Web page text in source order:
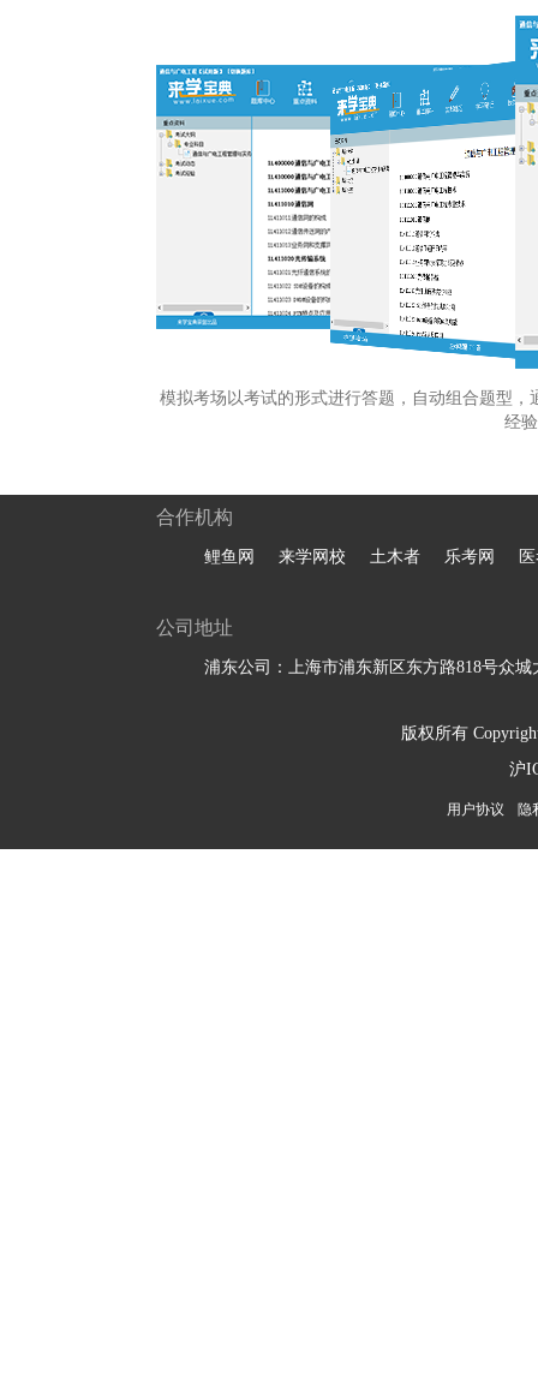
模拟考场以考试的形式进行答题，自动组合题型
经
合作机构
鲤鱼网 来学网校 土木者 乐考网
公司地址
浦东公司：上海市浦东新区东方路818号众城
版权所有
沪
用户协议 隐